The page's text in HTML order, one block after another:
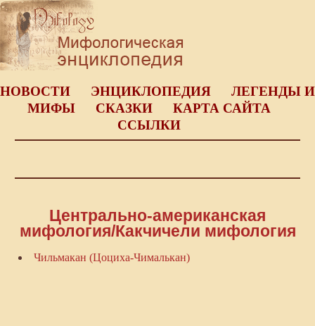
НОВОСТИ ЭНЦИКЛОПЕДИЯ
ЛЕГЕНДЫ И
МИФЫ
СКАЗКИ
КАРТА САЙТА
ССЫЛКИ
Центрально-американская
мифология/Какчичели мифология
Чильмакан (Цоциха-Чималькан)